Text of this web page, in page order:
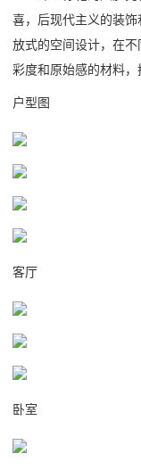
喜，后现代主义的装
放式的空间设计，在
彩度和原始感的材料，
户型图
客厅
卧室